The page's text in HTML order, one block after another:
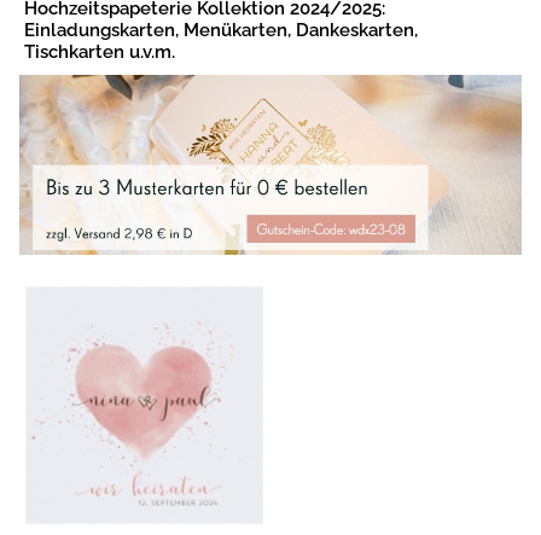
Hochzeitspapeterie Kollektion 2024/2025:
Einladungskarten, Menükarten, Dankeskarten,
Tischkarten u.v.m.